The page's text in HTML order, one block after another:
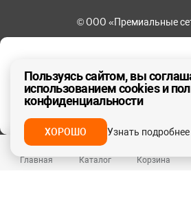
Главная Каталог Корзина
ДА, ВЕРНО
© ООО «Премиальные
Пользуясь сайтом, вы
использованием cookies и
конфиденциальности
ХОРОШО Узнать подробнее